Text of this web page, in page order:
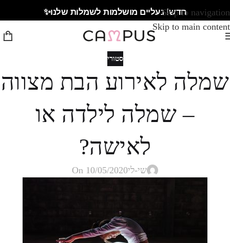
Skip to navigation
Skip to main content
חדש! נעליים מושלמות לשמלות שלנו✨
סטורי
שמלה לאירוע הבת מצווה
– שמלה לילדה או
לאישה?
שי-ליOn 10/05/2020